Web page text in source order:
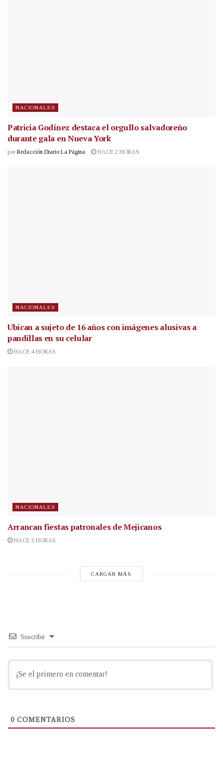
NACIONALES
Patricia Godínez destaca el orgullo salvadoreño
durante gala en Nueva York
por Redacción Diario La Página HACE 2 HORAS
NACIONALES
Ubican a sujeto de 16 años con imágenes alusivas a
pandillas en su celular
HACE 4 HORAS
NACIONALES
Arrancan fiestas patronales de Mejicanos
HACE 5 HORAS
CARGAR MÁS
Suscribir
0 COMENTARIOS